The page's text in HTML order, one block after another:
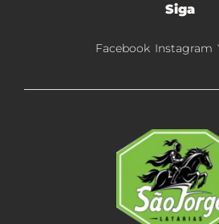
Siga
Facebook Instagram